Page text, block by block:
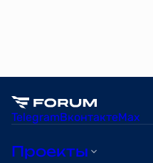
TelegramВконтактеMax
Проекты